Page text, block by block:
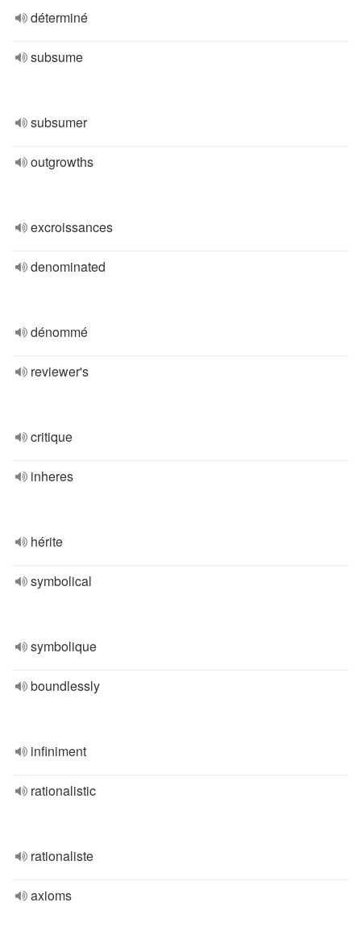
déterminé
subsume
subsumer
outgrowths
excroissances
denominated
dénommé
reviewer's
critique
inheres
hérite
symbolical
symbolique
boundlessly
infiniment
rationalistic
rationaliste
axioms